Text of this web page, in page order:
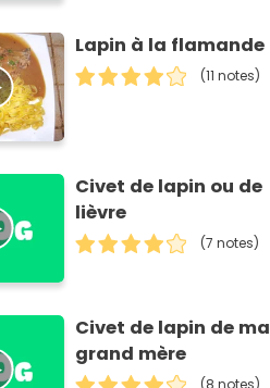
Lapin à la flamande
(11 notes)
Civet de lapin ou de
lièvre
(7 notes)
Civet de lapin de ma
grand mère